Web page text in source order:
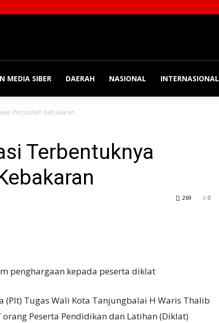
MEDIA SIBER DAERAH NASIONAL INTERNASIONAL
Pemadam Kebakaran
Terbentuknya
0
269
penghargaan kepada peserta diklat
(Plt) Tugas Wali Kota Tanjungbalai H Waris Thalib
Peserta Pendidikan dan Latihan (Diklat)